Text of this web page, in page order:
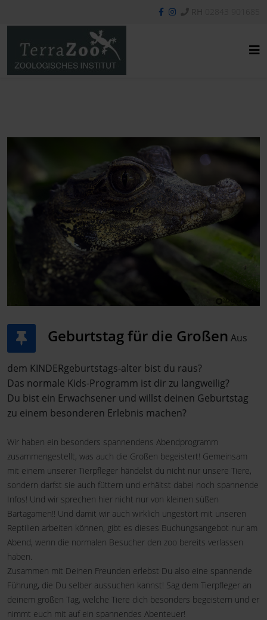
Geburtstag für die Großen Aus
dem KINDERgeburtstags-alter bist du raus?
Das normale Kids-Programm ist dir zu langweilig?
Du bist ein Erwachsener und willst deinen Geburtstag
zu einem besonderen Erlebnis machen?
Wir haben ein besonders spannendens Abendprogramm
zusammengestellt, was auch die Großen begeistert! Gemeinsam
mit einem unserer Tierpfleger händelst du nicht nur unsere Tiere,
sondern darfst sie auch füttern und erhältst dabei noch spannende
Infos! Und wir sprechen hier nicht nur von kleinen süßen
Bartagamen!! Und damit wir auch wirklich ungestört mit unseren
Reptilien arbeiten können, gibt es dieses Buchungsangebot nur am
Abend, wenn die normalen Besucher den zoo bereits verlassen
haben.
Zusammen mit Deinen Freunden erlebst Du also eine spannende
Führung, die Du selber aussuchen kannst! Sag dem Tierpfleger an
deinem großen Tag, welche Tiere dich besonders begeistern und er
nimmt euch mit auf ein spannendes Abenteuer!